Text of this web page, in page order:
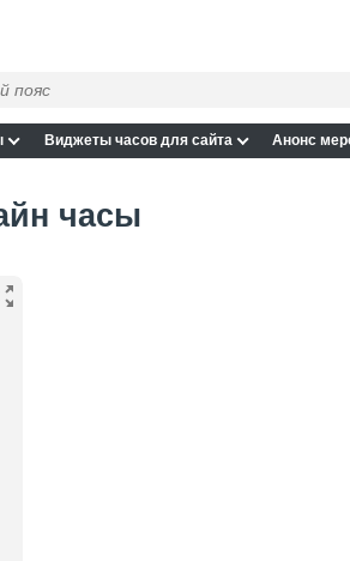
Виджеты часов для сайта Анонс
часы